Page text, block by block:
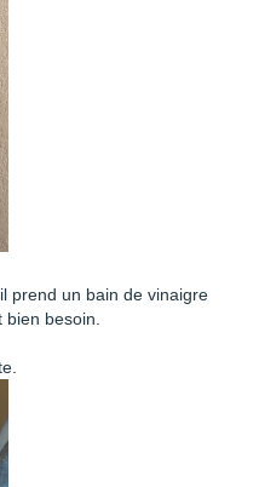
prend un bain de vinaigre
besoin.